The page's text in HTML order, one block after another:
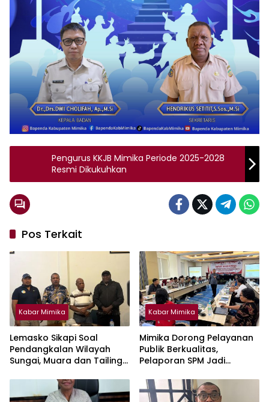
Pengurus KKJB Mimika Periode 2025-2028
Resmi Dikukuhkan
Pos Terkait
Kabar Mimika
Lemasko Sikapi Soal
Pendangkalan Wilayah
Sungai, Muara dan Tailing :
Tanggung Jawab
Selesaikan Masalah Akses
Kabar Mimika
Mimika Dorong Pelayanan
Publik Berkualitas,
Pelaporan SPM Jadi